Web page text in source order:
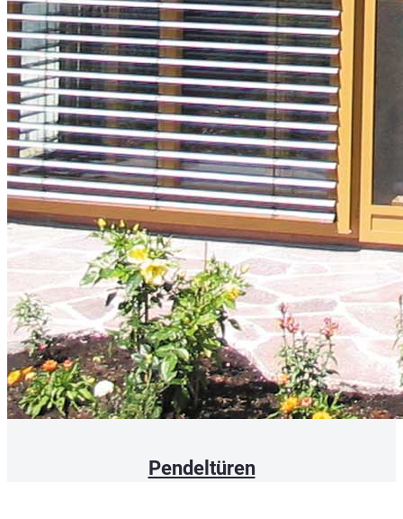
Pendeltüren